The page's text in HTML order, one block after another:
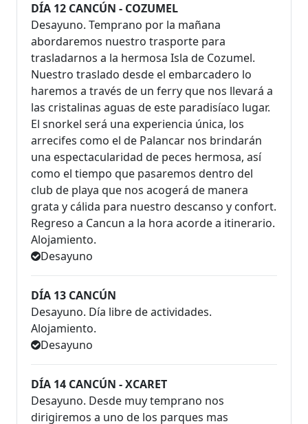
DÍA 12 CANCÚN - COZUMEL
Desayuno. Temprano por la mañana
abordaremos nuestro trasporte para
trasladarnos a la hermosa Isla de Cozumel.
Nuestro traslado desde el embarcadero lo
haremos a través de un ferry que nos llevará a
las cristalinas aguas de este paradisíaco lugar.
El snorkel será una experiencia única, los
arrecifes como el de Palancar nos brindarán
una espectacularidad de peces hermosa, así
como el tiempo que pasaremos dentro del
club de playa que nos acogerá de manera
grata y cálida para nuestro descanso y confort.
Regreso a Cancun a la hora acorde a itinerario.
Alojamiento.
Desayuno
DÍA 13 CANCÚN
Desayuno. Día libre de actividades.
Alojamiento.
Desayuno
DÍA 14 CANCÚN - XCARET
Desayuno. Desde muy temprano nos
dirigiremos a uno de los parques mas